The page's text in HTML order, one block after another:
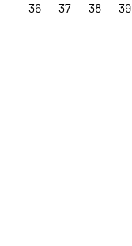
36 37 38 39